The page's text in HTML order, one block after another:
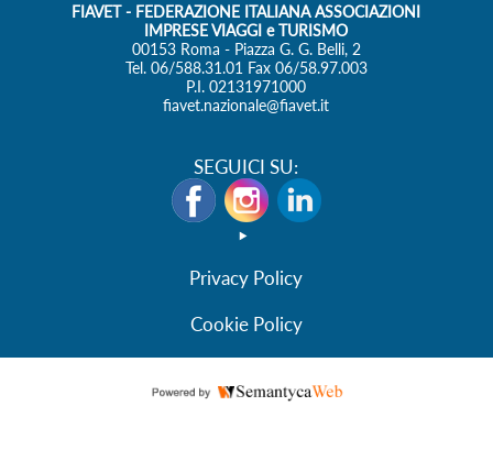
FIAVET - FEDERAZIONE ITALIANA ASSOCIAZIONI
IMPRESE VIAGGI e TURISMO
00153 Roma - Piazza G. G. Belli, 2
Tel. 06/588.31.01 Fax 06/58.97.003
P.I. 02131971000
fiavet.nazionale@fiavet.it
SEGUICI SU:
Privacy Policy
Cookie Policy